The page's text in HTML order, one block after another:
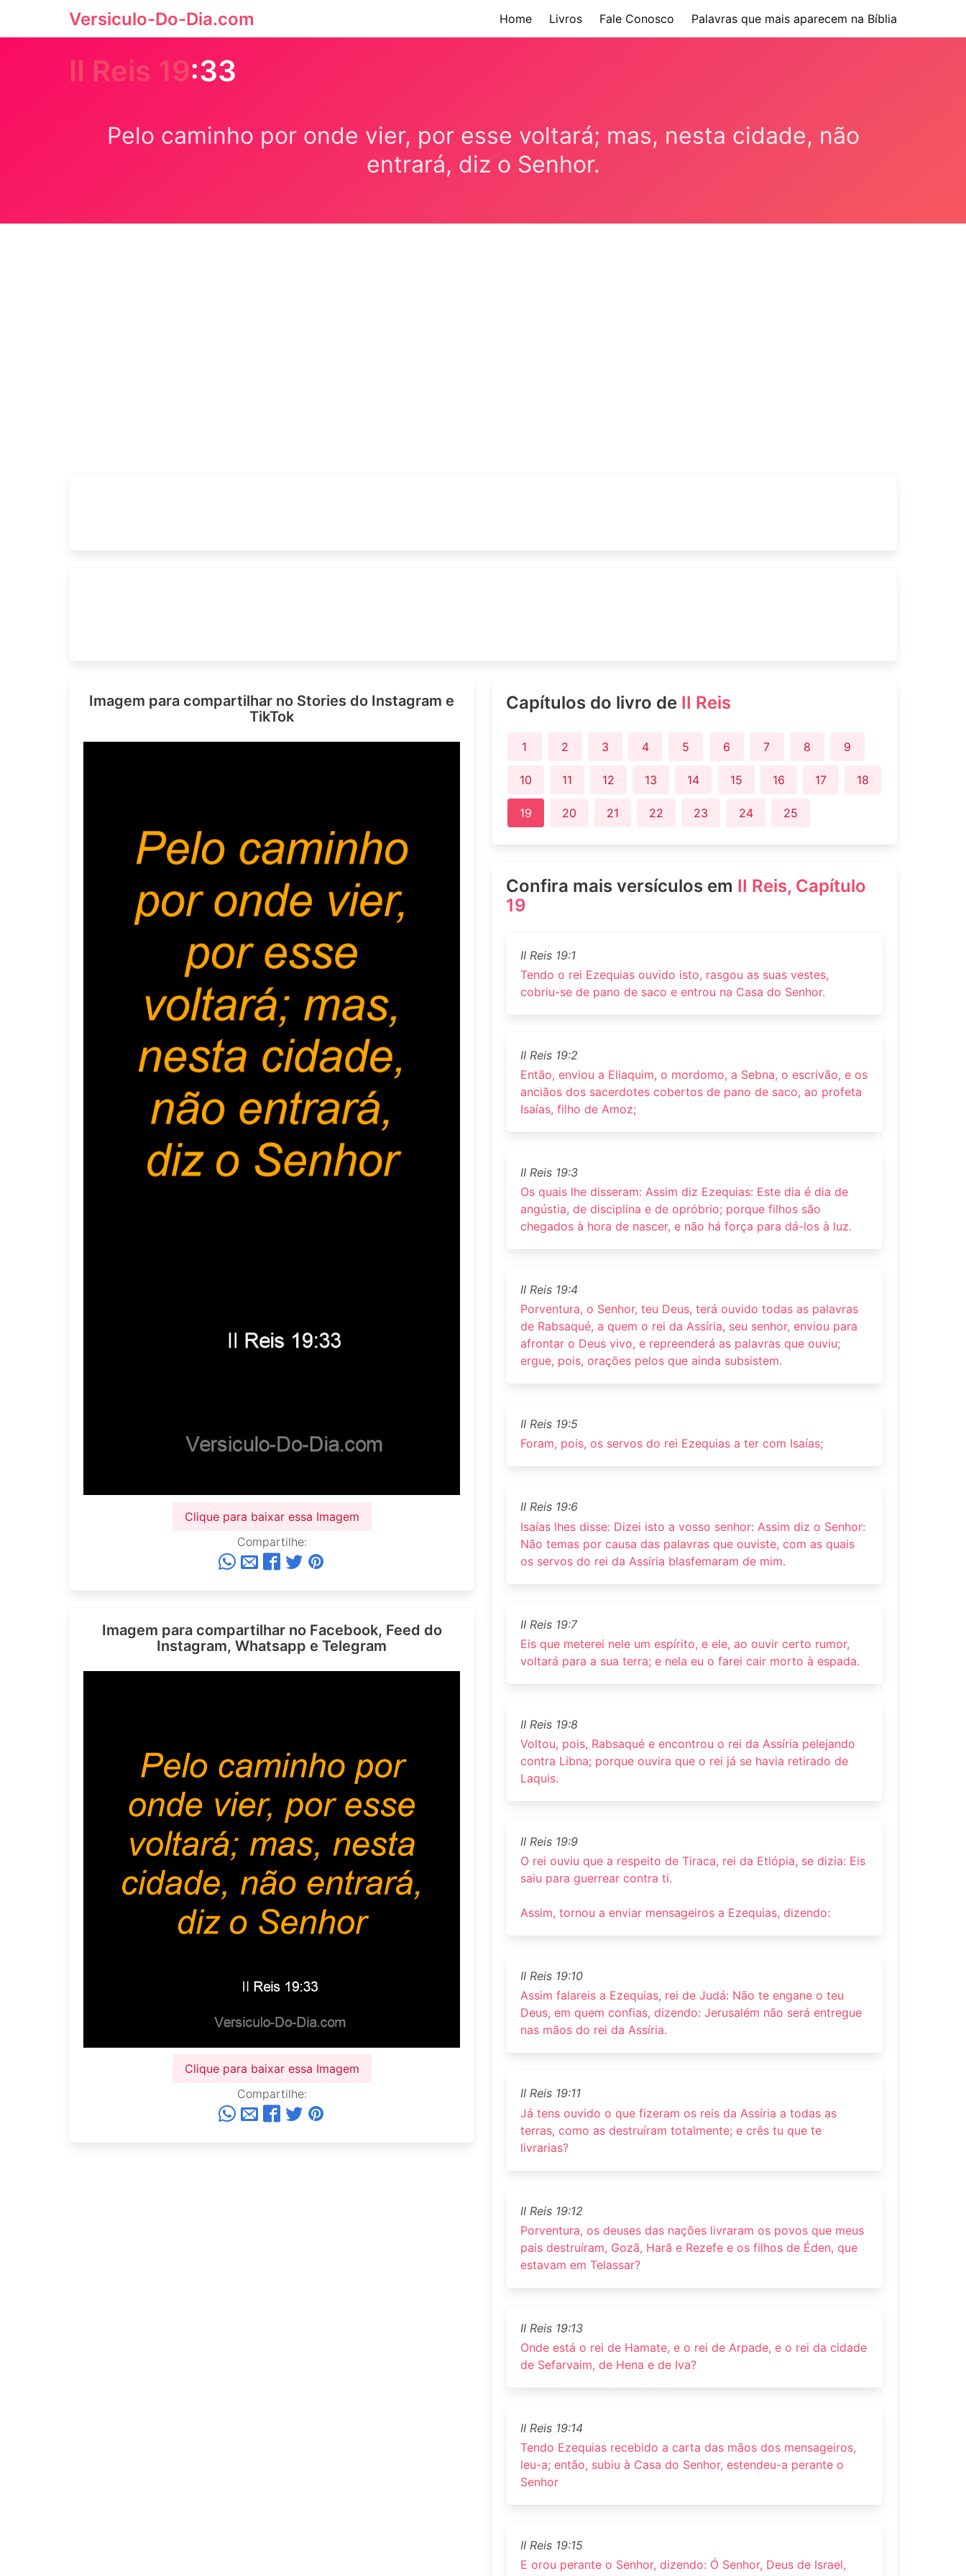
Versiculo-Do-Dia.com Home Livros Fale Conosco Palavras que mais aparecem na Bíblia
II Reis 19:33
Pelo caminho por onde vier, por esse voltará; mas, nesta cidade, não
entrará, diz o Senhor.
Imagem para compartilhar no Stories do Instagram e
TikTok
Clique para baixar essa Imagem
Compartilhe:
Imagem para compartilhar no Facebook, Feed do
Instagram, Whatsapp e Telegram
Clique para baixar essa Imagem
Compartilhe:
Capítulos do livro de II Reis
1 2 3 4 5 6 7 8 9
10 11 12 13 14 15 16 17 18
19 20 21 22 23 24 25
Confira mais versículos em II Reis, Capítulo
19
II Reis 19:1
Tendo o rei Ezequias ouvido isto, rasgou as suas vestes,
cobriu-se de pano de saco e entrou na Casa do Senhor.
II Reis 19:2
Então, enviou a Eliaquim, o mordomo, a Sebna, o escrivão, e os
anciãos dos sacerdotes cobertos de pano de saco, ao profeta
Isaías, filho de Amoz;
II Reis 19:3
Os quais lhe disseram: Assim diz Ezequias: Este dia é dia de
angústia, de disciplina e de opróbrio; porque filhos são
chegados à hora de nascer, e não há força para dá-los à luz.
II Reis 19:4
Porventura, o Senhor, teu Deus, terá ouvido todas as palavras
de Rabsaqué, a quem o rei da Assíria, seu senhor, enviou para
afrontar o Deus vivo, e repreenderá as palavras que ouviu;
ergue, pois, orações pelos que ainda subsistem.
II Reis 19:5
Foram, pois, os servos do rei Ezequias a ter com Isaías;
II Reis 19:6
Isaías lhes disse: Dizei isto a vosso senhor: Assim diz o Senhor:
Não temas por causa das palavras que ouviste, com as quais
os servos do rei da Assíria blasfemaram de mim.
II Reis 19:7
Eis que meterei nele um espírito, e ele, ao ouvir certo rumor,
voltará para a sua terra; e nela eu o farei cair morto à espada.
II Reis 19:8
Voltou, pois, Rabsaqué e encontrou o rei da Assíria pelejando
contra Libna; porque ouvira que o rei já se havia retirado de
Laquis.
II Reis 19:9
O rei ouviu que a respeito de Tiraca, rei da Etiópia, se dizia: Eis
saiu para guerrear contra ti.
Assim, tornou a enviar mensageiros a Ezequias, dizendo:
II Reis 19:10
Assim falareis a Ezequias, rei de Judá: Não te engane o teu
Deus, em quem confias, dizendo: Jerusalém não será entregue
nas mãos do rei da Assíria.
II Reis 19:11
Já tens ouvido o que fizeram os reis da Assíria a todas as
terras, como as destruíram totalmente; e crês tu que te
livrarias?
II Reis 19:12
Porventura, os deuses das nações livraram os povos que meus
pais destruíram, Gozã, Harã e Rezefe e os filhos de Éden, que
estavam em Telassar?
II Reis 19:13
Onde está o rei de Hamate, e o rei de Arpade, e o rei da cidade
de Sefarvaim, de Hena e de Iva?
II Reis 19:14
Tendo Ezequias recebido a carta das mãos dos mensageiros,
leu-a; então, subiu à Casa do Senhor, estendeu-a perante o
Senhor
II Reis 19:15
E orou perante o Senhor, dizendo: Ó Senhor, Deus de Israel,